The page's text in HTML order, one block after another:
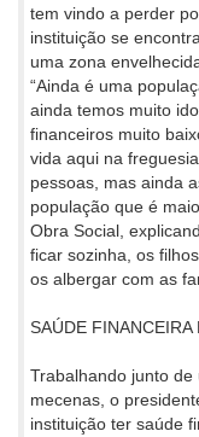
tem vindo a perder
instituição se
uma zona
“Ainda é uma
ainda temos muito
financeiros muito
vida aqui na
pessoas, mas ainda
população que é
Obra Social,
ficar sozinha, os
os albergar com as
SAÚDE FINANCEIRA
Trabalhando junto
mecenas, o
instituição ter saúde